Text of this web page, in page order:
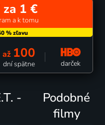
1 €
a k tomu
až 100
dní spätne darček
-
Podobné
filmy